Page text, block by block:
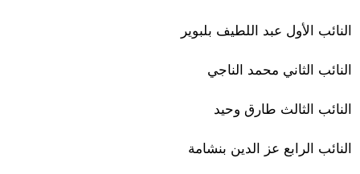
النائب الأول عبد اللطيف بلبوير
النائب الثاني محمد الناجي
النائب الثالث طارق وحيد
النائب الرابع عز الدين بنشامة